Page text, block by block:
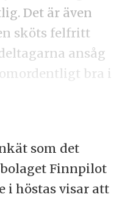
Det är även
sköts felfritt
ansåg
bra i
som det
Finnpilot
i höstas visar att